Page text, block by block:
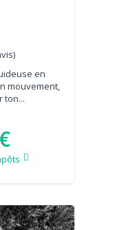
en
mouvement,
ton...